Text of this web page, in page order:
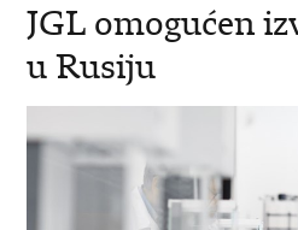
JGL omogućen
u Rusiju